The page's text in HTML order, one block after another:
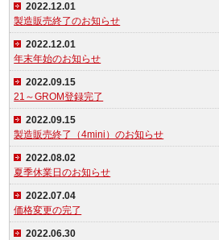
2022.12.01
製造販売終了のお知らせ
2022.12.01
年末年始のお知らせ
2022.09.15
21～GROM登録完了
2022.09.15
製造販売終了（4mini）のお知らせ
2022.08.02
夏季休業日のお知らせ
2022.07.04
価格変更の完了
2022.06.30